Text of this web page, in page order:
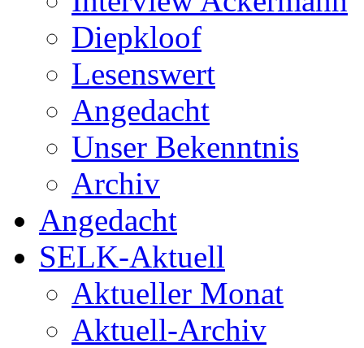
Diepkloof
Lesenswert
Angedacht
Unser Bekenntnis
Archiv
Angedacht
SELK-Aktuell
Aktueller Monat
Aktuell-Archiv